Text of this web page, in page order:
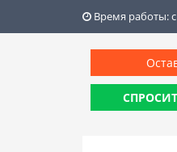
Время работы: